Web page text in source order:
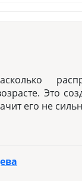
Это
его не